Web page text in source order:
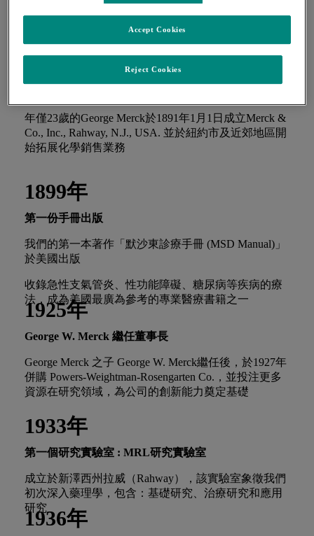
在過去130年歷史洪流中，我們時刻謹記守護生命的初
年僅23歲的George Merck於1891年1月1日成立Merck &
Co., Inc., Rahway, N.J., USA. 並於紐約市及近郊地區開
始拓展化學銷售業務
1899年
第一份手冊出版
我們的第一本著作「默沙東診療手冊 (MSD Manual)」
於美國出版
收錄急性支氣管炎、性功能障礙、糖尿病等疾病的療
法，成為美國最廣為參考的專業醫療書籍之一
1925年
George W. Merck 繼任董事長
George Merck 之子 George W. Merck繼任後，於1927年
併購 Powers-Weightman-Rosengarten Co.，並投注更多
資源在研究領域，為公司的創新能力奠定基礎
1933年
第一個研究實驗室 : MRL研究實驗室
成立於新澤西州拉威（Rahway），該實驗室象徵我們
初次深入藥理學，包含：基礎研究、治療研究和應用
研究
1936年
Reject Cookies
Accept Cookies